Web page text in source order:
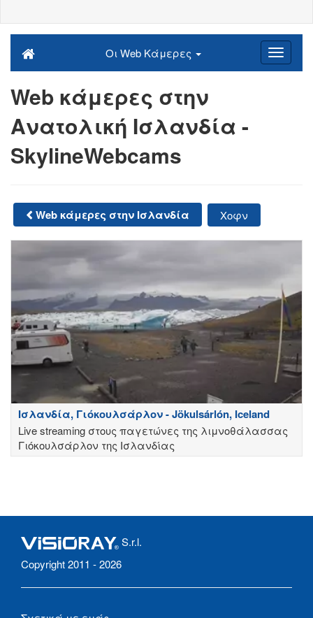
Οι Web Κάμερες
Web κάμερες στην
Ανατολική Ισλανδία -
SkylineWebcams
Web κάμερες στην Ισλανδία Χοφν
Ισλανδία, Γιόκουλσάρλον - Jökulsárlón, Iceland
Live streaming στους παγετώνες της λιμνοθάλασσας
Γιόκουλσάρλον της Ισλανδίας
S.r.l.
Copyright 2011 - 2026